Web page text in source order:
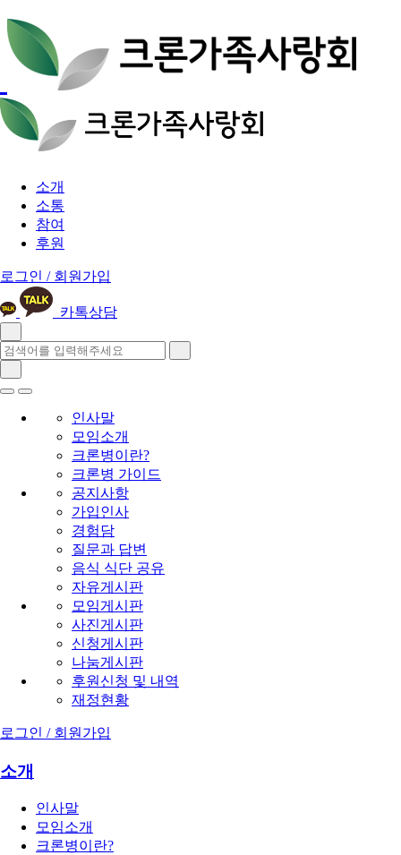
소개
소통
참여
후원
로그인 / 회원가입
카톡상담
인사말
모임소개
크론병이란?
크론병 가이드
공지사항
가입인사
경험담
질문과 답변
음식 식단 공유
자유게시판
모임게시판
사진게시판
신청게시판
나눔게시판
후원신청 및 내역
재정현황
로그인 / 회원가입
소개
인사말
모임소개
크론병이란?